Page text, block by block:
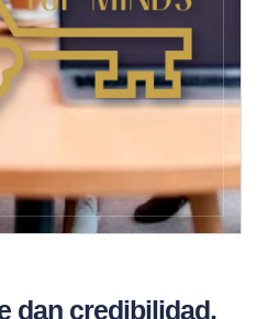
dan credibilidad,